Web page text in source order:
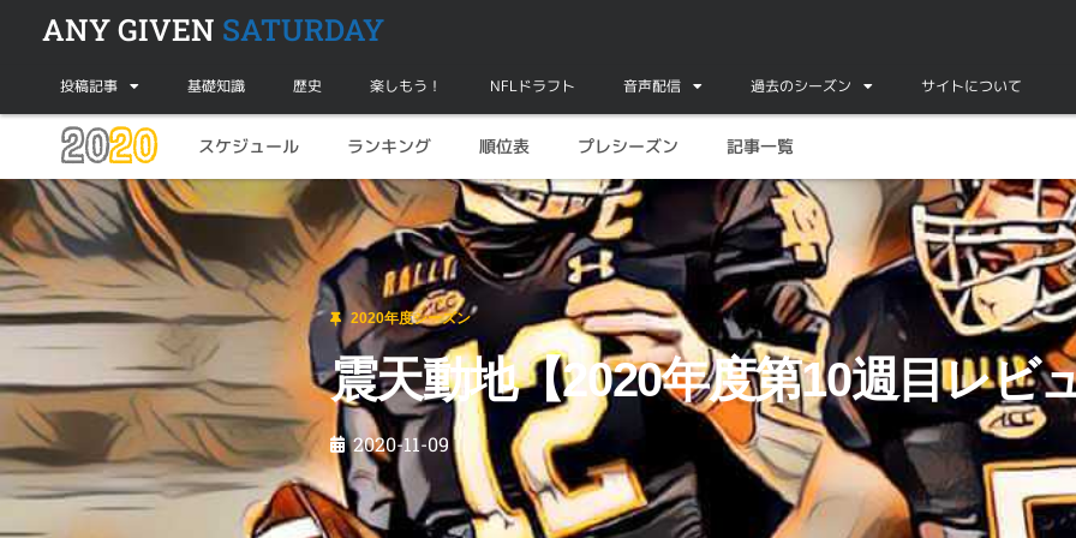
ANY GIVEN SATURDAY
投稿記事 基礎知識 歴史 楽しもう！ NFLドラフト 音声配信 過去のシーズン サイトについて
2020 スケジュール ランキング 順位表 プレシーズン 記事一覧
2020年度シーズン
震天動地【2020年度第10週目レビュー】
2020年度シーズン
震天動地【2020年度第10週目レビ
2020-11-09